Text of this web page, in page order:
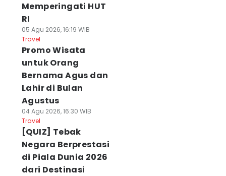
Memperingati HUT
RI
05 Agu 2026, 16:19 WIB
Travel
Promo Wisata
untuk Orang
Bernama Agus dan
Lahir di Bulan
Agustus
04 Agu 2026, 16:30 WIB
Travel
[QUIZ] Tebak
Negara Berprestasi
di Piala Dunia 2026
dari Destinasi